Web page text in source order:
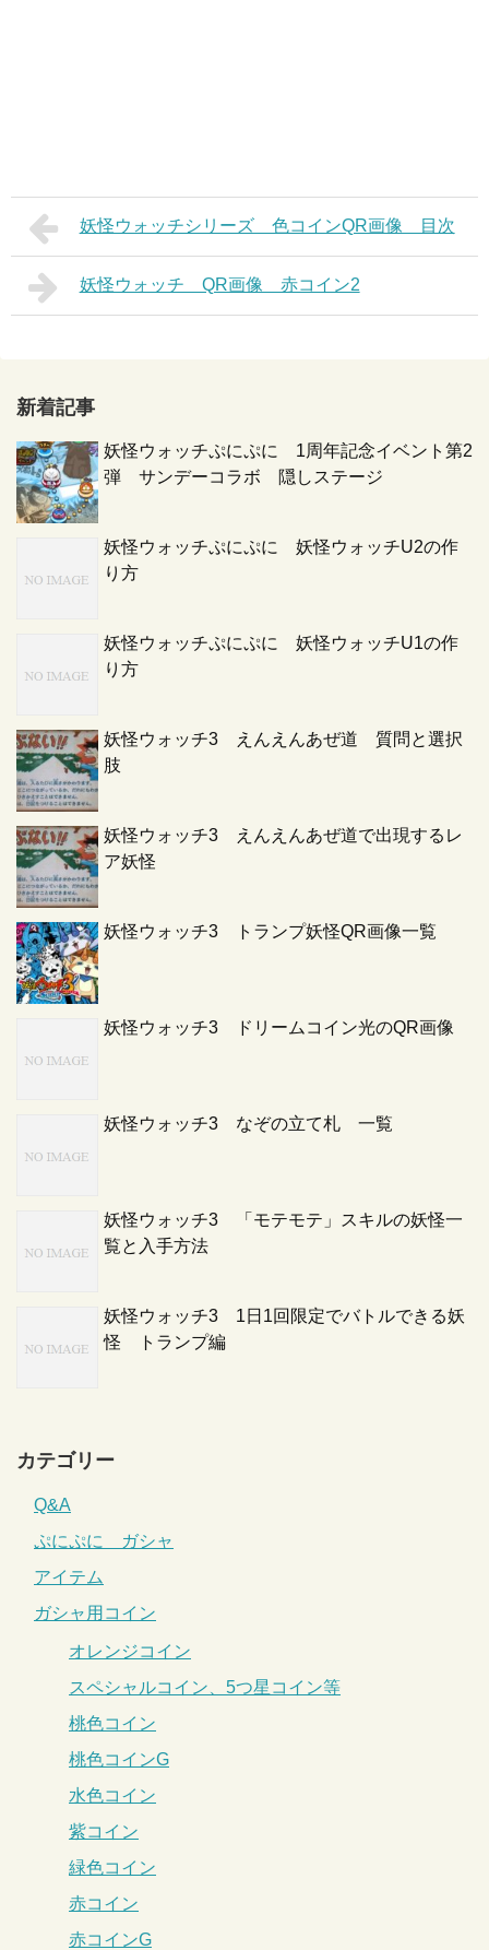
妖怪ウォッチシリーズ 色コインQR画像 目次
妖怪ウォッチ QR画像 赤コイン2
新着記事
妖怪ウォッチぷにぷに 1周年記念イベント第2
弾 サンデーコラボ 隠しステージ
妖怪ウォッチぷにぷに 妖怪ウォッチU2の作
り方
妖怪ウォッチぷにぷに 妖怪ウォッチU1の作
り方
妖怪ウォッチ3 えんえんあぜ道 質問と選択
肢
妖怪ウォッチ3 えんえんあぜ道で出現するレ
ア妖怪
妖怪ウォッチ3 トランプ妖怪QR画像一覧
妖怪ウォッチ3 ドリームコイン光のQR画像
妖怪ウォッチ3 なぞの立て札 一覧
妖怪ウォッチ3 「モテモテ」スキルの妖怪一
覧と入手方法
妖怪ウォッチ3 1日1回限定でバトルできる妖
怪 トランプ編
カテゴリー
Q&A
ぷにぷに ガシャ
アイテム
ガシャ用コイン
オレンジコイン
スペシャルコイン、5つ星コイン等
桃色コイン
桃色コインG
水色コイン
紫コイン
緑色コイン
赤コイン
赤コインG